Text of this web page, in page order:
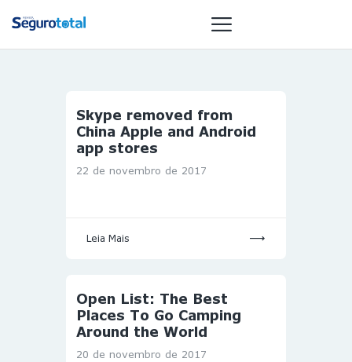
NOTÍCIAS
REVISTA
ESPECIAIS
HOMEST
HOME
Skype removed from
China Apple and Android
app stores
22 de novembro de 2017
Leia Mais
Open List: The Best
Places To Go Camping
Around the World
20 de novembro de 2017